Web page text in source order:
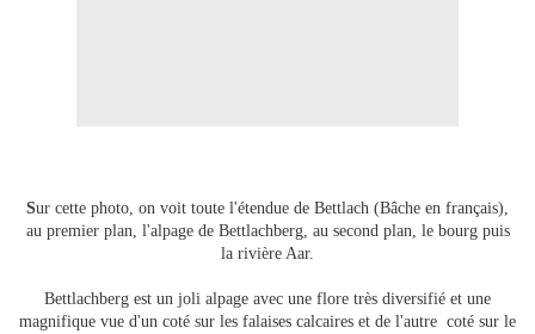
Sur cette photo, on voit toute l'étendue de Bettlach (Bâche en français),
au premier plan, l'alpage de Bettlachberg, au second plan, le bourg puis
la rivière Aar.
Bettlachberg est un joli alpage avec une flore très diversifié et une
magnifique vue d'un coté sur les falaises calcaires et de l'autre coté sur le